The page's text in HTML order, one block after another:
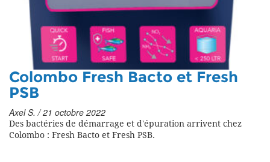
Colombo Fresh Bacto et Fresh
PSB
Axel S. / 21 octobre 2022
Des bactéries de démarrage et d'épuration arrivent chez
Colombo : Fresh Bacto et Fresh PSB.